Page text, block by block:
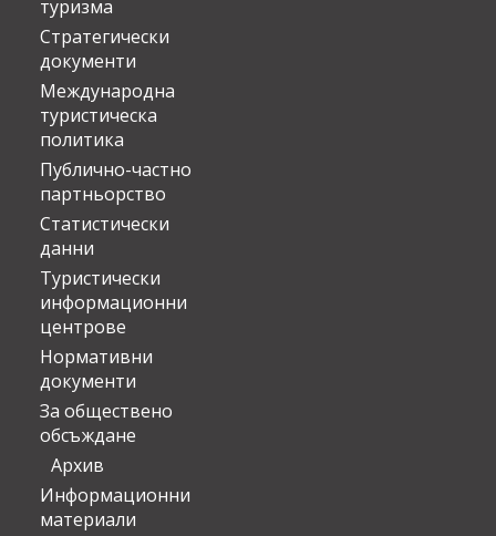
туризма
Стратегически
документи
Международна
туристическа
политика
Публично-частно
партньорство
Статистически
данни
Туристически
информационни
центрове
Нормативни
документи
За обществено
обсъждане
Архив
Информационни
материали